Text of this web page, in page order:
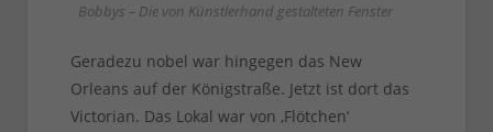
Bobbys – Die von Künstlerhand gestalteten Fenster
Geradezu nobel war hingegen das New
Orleans auf der Königstraße. Jetzt ist dort das
Victorian. Das Lokal war von ‚Flötchen‘